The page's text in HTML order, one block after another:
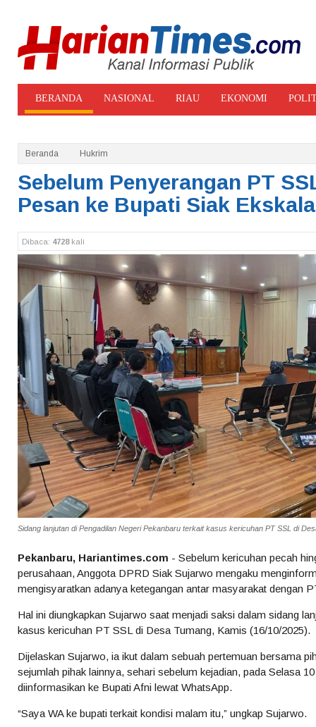
BERANDA NASIONAL RIAU EKONOMI
Beranda Hukrim
Sebelum Penyerangan PT
Pesan ke Bupati Siak
Dibaca: 4728kali
Sidang lanjutan di Pengadilan Negeri Pekanbaru terkait kasus kericuhan PT SSL di
Pekanbaru, Hariantimes.com - Sebelum kericuhan pecah
perusahaan, Anggota DPRD Siak Sujarwo mengaku
mengisyaratkan adanya ketegangan antar masyarakat dengan
Hal ini diungkapkan Sujarwo saat menjadi saksi dalam sidang
kasus kericuhan PT SSL di Desa Tumang, Kamis (16/10/2025).
Dijelaskan Sujarwo, ia ikut dalam sebuah pertemuan bersama
sejumlah pihak lainnya, sehari sebelum kejadian, pada Selasa
diinformasikan ke Bupati Afni lewat WhatsApp.
“Saya WA ke bupati terkait kondisi malam itu,” ungkap Sujarwo.